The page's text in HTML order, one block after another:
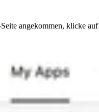
angekommen, klicke auf